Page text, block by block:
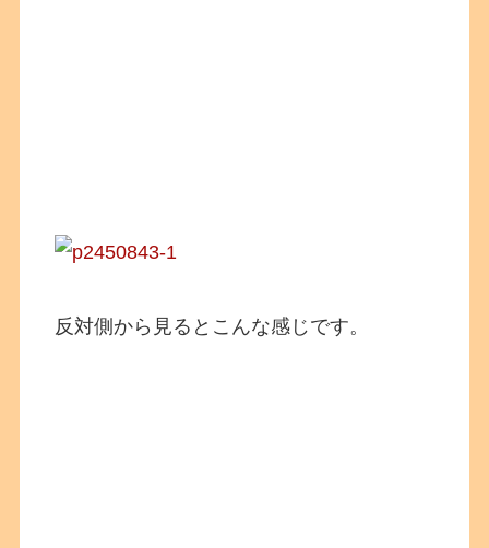
反対側から見るとこんな感じです。